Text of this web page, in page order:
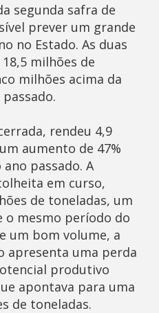
segunda safra de
prever um grande
no Estado. As duas
milhões de
milhões acima da
rendeu 4,9
aumento de 47%
passado. A
em curso,
de toneladas, um
o mesmo período do
um bom volume, a
apresenta uma perda
produtivo
apontava para uma
de toneladas.